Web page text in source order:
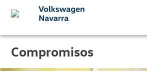
Compromisos